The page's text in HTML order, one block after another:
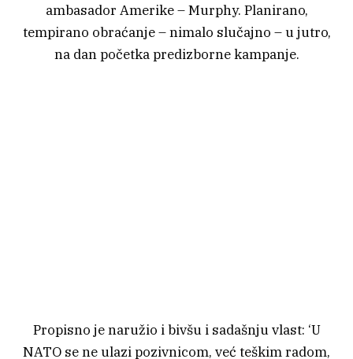
ambasador Amerike – Murphy. Planirano,
tempirano obraćanje – nimalo slučajno – u jutro,
na dan početka predizborne kampanje.
Propisno je naružio i bivšu i sadašnju vlast: ‘U
NATO se ne ulazi pozivnicom, već teškim radom,